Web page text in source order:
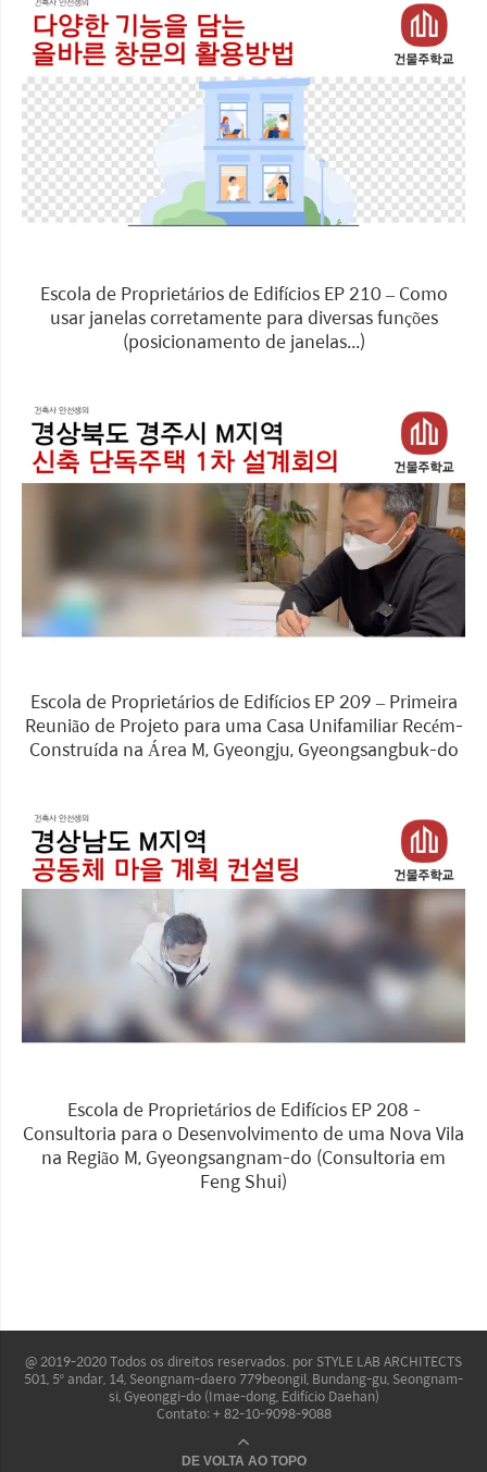
Escola de Proprietários de Edifícios EP 210 – Como
usar janelas corretamente para diversas funções
(posicionamento de janelas...)
Escola de Proprietários de Edifícios EP 209 – Primeira
Reunião de Projeto para uma Casa Unifamiliar Recém-
Construída na Área M, Gyeongju, Gyeongsangbuk-do
Escola de Proprietários de Edifícios EP 208 -
Consultoria para o Desenvolvimento de uma Nova Vila
na Região M, Gyeongsangnam-do (Consultoria em
Feng Shui)
@ 2019-2020 Todos os direitos reservados. por STYLE LAB ARCHITECTS
501, 5º andar, 14, Seongnam-daero 779beongil, Bundang-gu, Seongnam-
si, Gyeonggi-do (Imae-dong, Edifício Daehan)
Contato: + 82-10-9098-9088
DE VOLTA AO TOPO